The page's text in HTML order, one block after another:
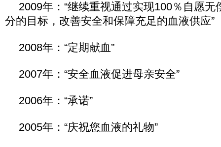
2009年：“继续重视通过实现100％自愿
分的目标，改善安全和保障充足的血液供应”
2008年：“定期献血”
2007年：“安全血液促进母亲安全”
2006年：“承诺”
2005年：“庆祝您血液的礼物”